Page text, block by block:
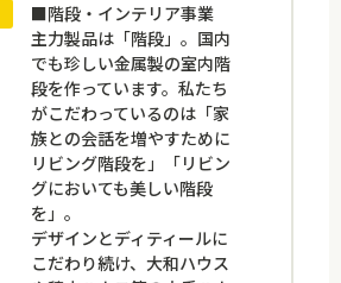
■階段・インテリア事業
主力製品は「階段」。国内
でも珍しい金属製の室内階
段を作っています。私たち
がこだわっているのは「家
族との会話を増やすために
リビング階段を」「リビン
グにおいても美しい階段
を」。
デザインとディティールに
こだわり続け、大和ハウス